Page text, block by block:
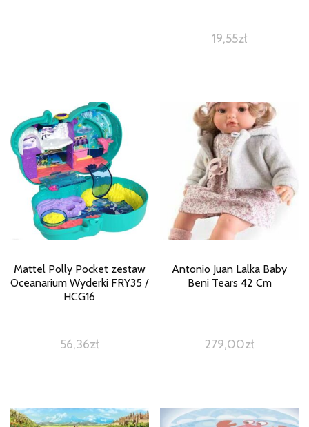
19,55zł
Mattel Polly Pocket zestaw
Oceanarium Wyderki FRY35 /
HCG16
56,36zł
Antonio Juan Lalka Baby
Beni Tears 42 Cm
279,00zł